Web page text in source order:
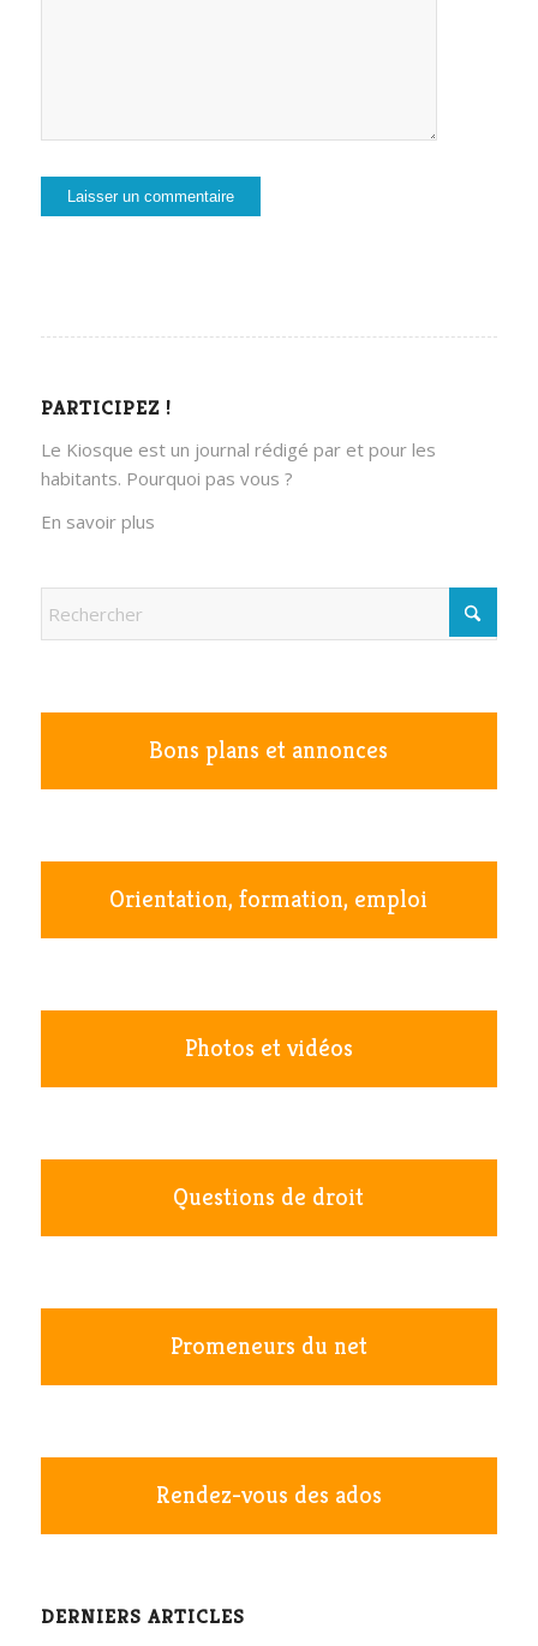
PARTICIPEZ !
Le Kiosque est un journal rédigé par et pour les
habitants. Pourquoi pas vous ?
En savoir plus
Bons plans et annonces
Orientation, formation, emploi
Photos et vidéos
Questions de droit
Promeneurs du net
Rendez-vous des ados
DERNIERS ARTICLES